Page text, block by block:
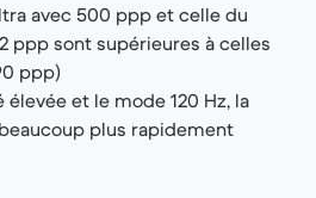
avec 500 ppp et celle du
ppp sont supérieures à celles
ppp)
élevée et le mode 120 Hz, la
plus rapidement